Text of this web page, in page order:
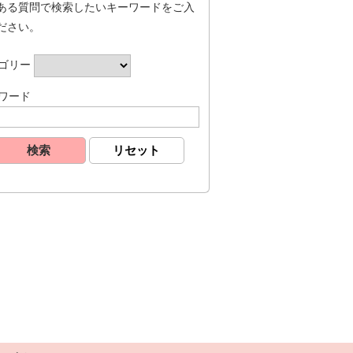
る質問で検索したいキーワードをご入
さい。
リー
ード